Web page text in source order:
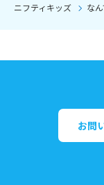
ニフティキッズ な
お問